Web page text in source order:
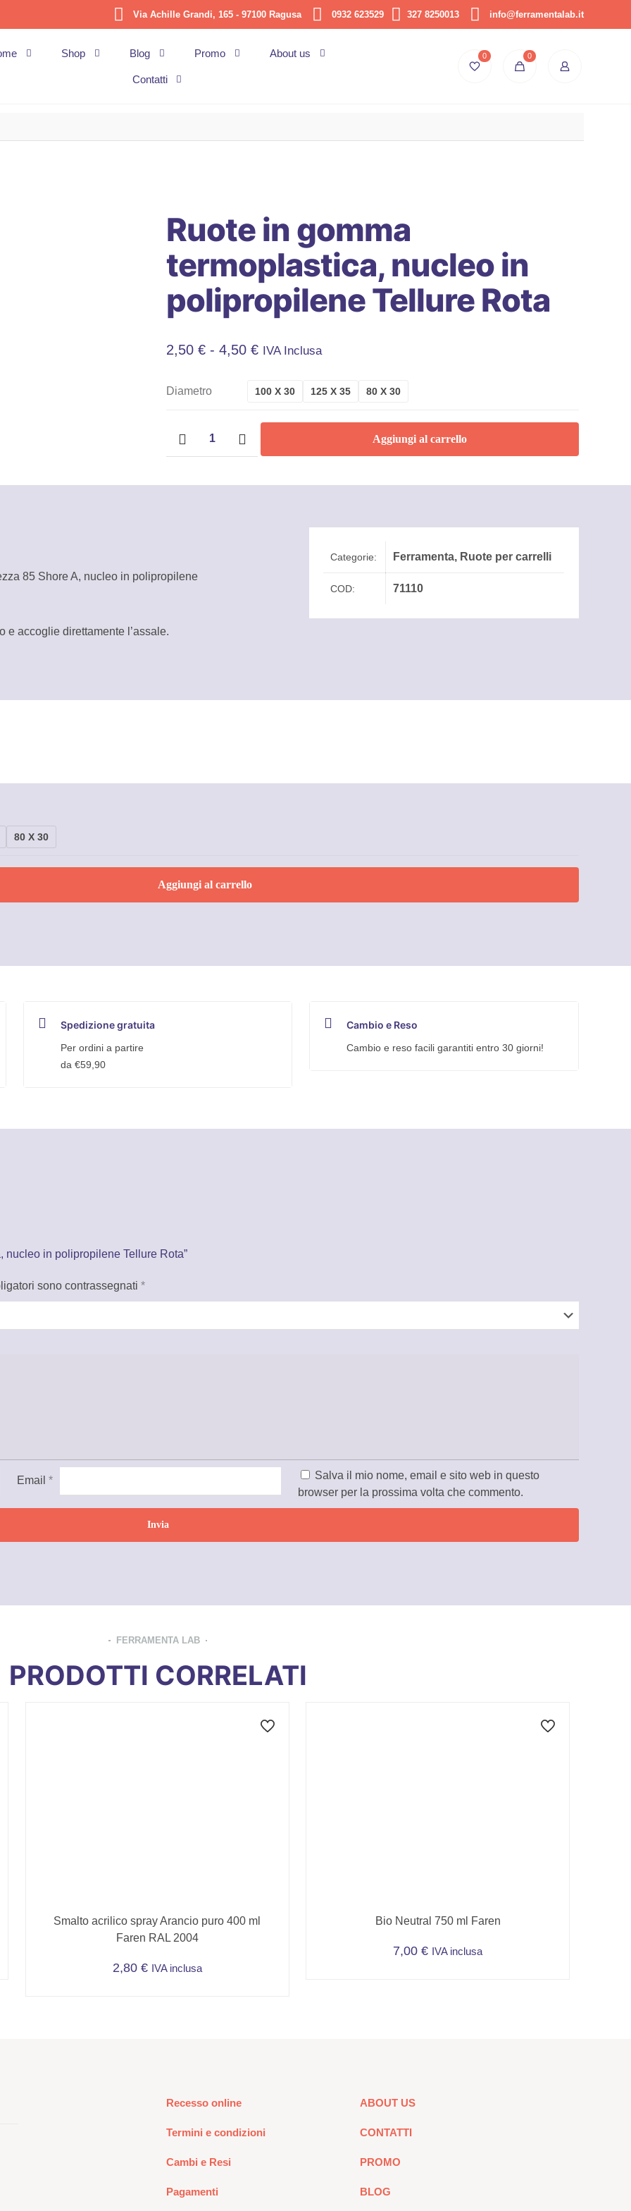
Via Achille Grandi, 165 - 97100 Ragusa 0932 623529 327 8250013 info@ferramentalab.it
Shop Blog Promo About us
Contatti
0 0
Ruote in gomma
termoplastica, nucleo in
polipropilene Tellure Rota
2,50 € - 4,50 €Fascia
IVA Inclusa
Diametro 100 X 30 125 X 35 80 X 30
quantità
Aggiungi al carrello
85 Shore A, nucleo in polipropilene
e accoglie direttamente l’assale.
Categorie: Ferramenta, Ruote per carrelli
COD: 71110
80 X 30
Aggiungi al carrello
Spedizione gratuita
Per ordini a partire
da €59,90
Cambio e Reso
Cambio e reso facili garantiti entro 30 giorni!
nucleo in polipropilene Tellure Rota”
sono contrassegnati *
Email*
Salva il mio nome, email e sito web in questo
browser per la prossima volta che commento.
FERRAMENTA LAB
PRODOTTI CORRELATI
Smalto acrilico spray Arancio puro 400 ml
Faren RAL 2004
2,80 € IVA inclusa
Bio Neutral 750 ml Faren
7,00€ IVA inclusa
Recesso online
Termini e condizioni
Cambi e Resi
Pagamenti
ABOUT US
CONTATTI
PROMO
BLOG